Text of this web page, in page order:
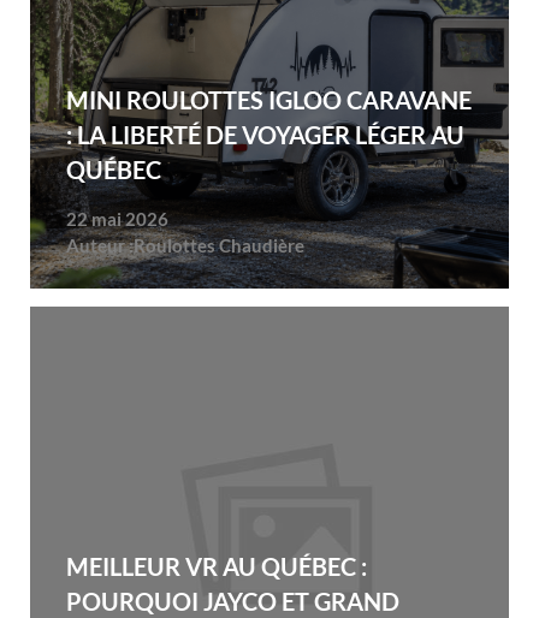
MINI ROULOTTES IGLOO CARAVANE
: LA LIBERTÉ DE VOYAGER LÉGER AU
QUÉBEC
22 mai 2026
Auteur :Roulottes Chaudière
MEILLEUR VR AU QUÉBEC :
POURQUOI JAYCO ET GRAND